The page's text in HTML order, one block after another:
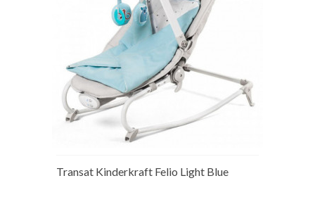
Transat Kinderkraft Felio Light Blue